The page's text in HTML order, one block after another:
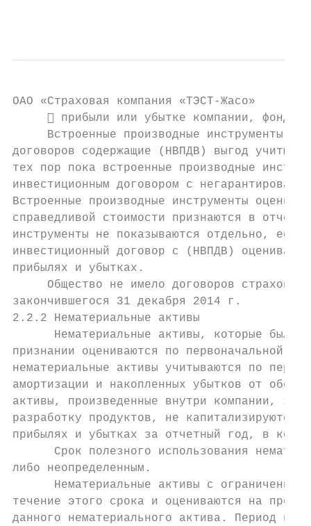
ОAО «Страховая компания «ТЭСТ-Жасо»
 прибыли или убытке компании, фонда
Встроенные производные инструменты в
договоров содержащие (НВПДВ) выгод
тех пор пока встроенные производные
инвестиционным договором с
Встроенные производные инструменты
справедливой стоимости признаются в
инструменты не показываются отдельно,
инвестиционный договор с (НВПДВ)
прибылях и убытках.
Общество не имело договоров
закончившегося 31 декабря 2014 г.
2.2.2 Нематериальные активы
Нематериальные активы, которые были
признании оцениваются по первоначальной
нематериальные активы учитываются по
амортизации и накопленных убытков от
активы, произведенные внутри компании, за
разработку продуктов, не
прибылях и убытках за отчетный год, в
Срок полезного использования
либо неопределенным.
Нематериальные активы с
течение этого срока и оцениваются на
данного нематериального актива. Период и